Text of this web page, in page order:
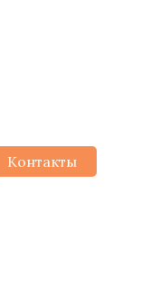
Контакты